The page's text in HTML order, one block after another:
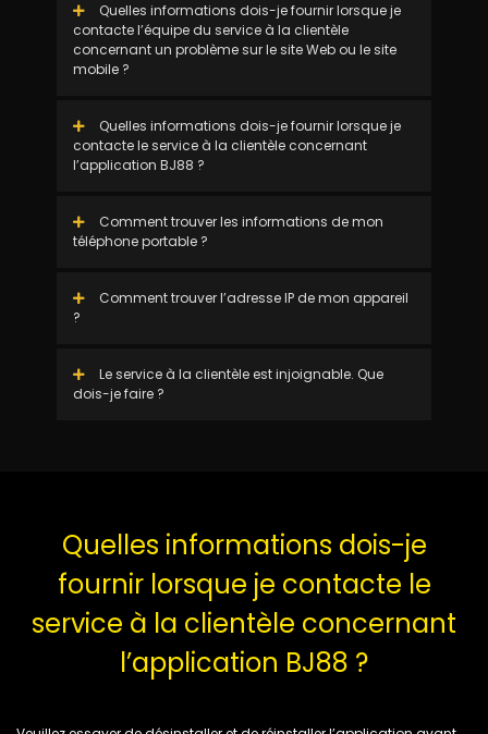
Quelles informations dois-je fournir lorsque je
contacte l’équipe du service à la clientèle
concernant un problème sur le site Web ou le site
mobile ?
Quelles informations dois-je fournir lorsque je
contacte le service à la clientèle concernant
l’application BJ88 ?
Comment trouver les informations de mon
téléphone portable ?
Comment trouver l’adresse IP de mon appareil
?
Le service à la clientèle est injoignable. Que
dois-je faire ?
Quelles informations dois-je
fournir lorsque je contacte le
service à la clientèle concernant
l’application BJ88 ?